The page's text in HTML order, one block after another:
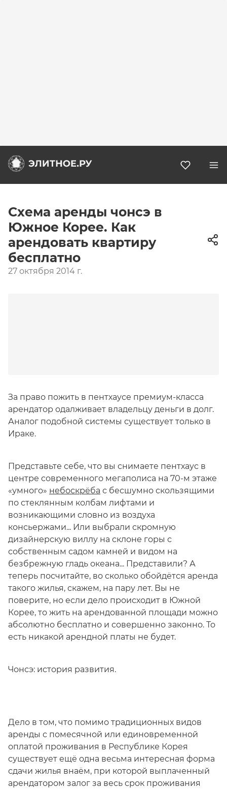
Схема аренды чонсэ в
Южное Корее. Как
арендовать квартиру
бесплатно
27 октября 2014 г.
За право пожить в пентхаусе премиум-класса
арендатор одалживает владельцу деньги в долг.
Аналог подобной системы существует только в
Ираке.
Представьте себе, что вы снимаете пентхаус в
центре современного мегаполиса на 70-м этаже
«умного» небоскрёба с бесшумно скользящими
по стеклянным колбам лифтами и
возникающими словно из воздуха
консьержами... Или выбрали скромную
дизайнерскую виллу на склоне горы с
собственным садом камней и видом на
безбрежную гладь океана... Представили? А
теперь посчитайте, во сколько обойдётся аренда
такого жилья, скажем, на пару лет. Вы не
поверите, но если дело происходит в Южной
Корее, то жить на арендованной площади можно
абсолютно бесплатно и совершенно законно. То
есть никакой арендной платы не будет.
Чонсэ: история развития.
Дело в том, что помимо традиционных видов
аренды с помесячной или единовременной
оплатой проживания в Республике Корея
существует ещё одна весьма интересная форма
сдачи жилья внаём, при которой выплаченный
арендатором залог за весь срок проживания